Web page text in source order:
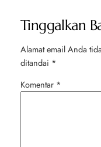
Tinggalkan
Alamat email Anda
ditandai *
Komentar *